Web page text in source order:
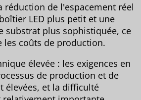
réduction de l'espacement réel
LED plus petit et une
substrat plus sophistiquée, ce
les coûts de production.
élevée : les exigences en
de production et de
élevées, et la difficulté